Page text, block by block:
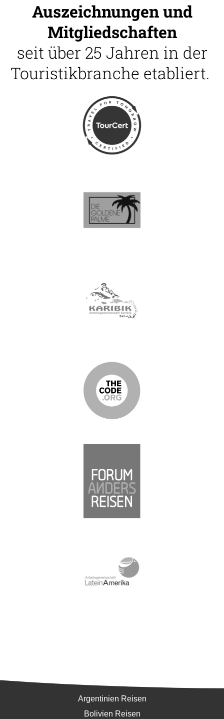
Auszeichnungen und
Mitgliedschaften
seit über 25 Jahren in der
Touristikbranche etabliert.
Argentinien Reisen
Bolivien Reisen